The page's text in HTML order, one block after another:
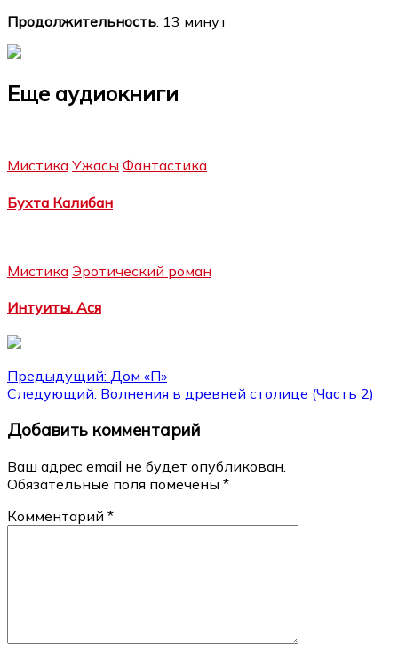
Продолжительность: 13 минут
Еще аудиокниги
Мистика Ужасы Фантастика
Бухта Калибан
Мистика Эротический роман
Интуиты. Ася
Навигация
по
записям
Предыдущий: Дом «П»
Следующий: Волнения в древней столице (Часть 2)
Добавить комментарий
Ваш адрес email не будет опубликован.
Обязательные поля помечены *
Комментарий *